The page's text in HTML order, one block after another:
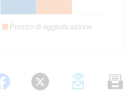
Prezzo di aggiudicazione